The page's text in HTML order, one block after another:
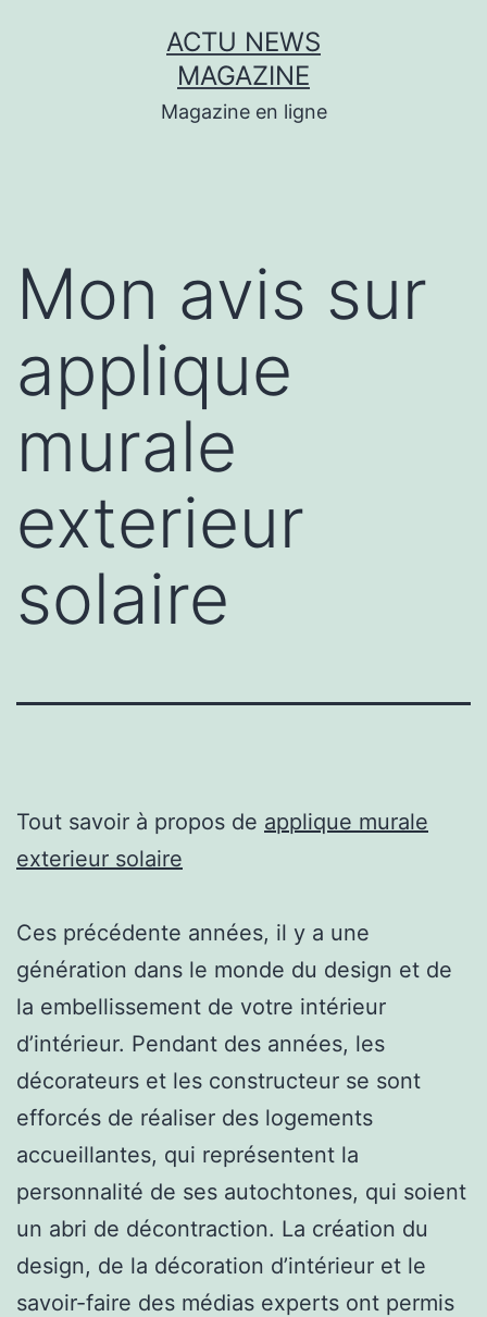
ACTU NEWS
MAGAZINE
Magazine en ligne
Mon avis sur
applique
murale
exterieur
solaire
Tout savoir à propos de applique murale
exterieur solaire
Ces précédente années, il y a une
génération dans le monde du design et de
la embellissement de votre intérieur
d’intérieur. Pendant des années, les
décorateurs et les constructeur se sont
efforcés de réaliser des logements
accueillantes, qui représentent la
personnalité de ses autochtones, qui soient
un abri de décontraction. La création du
design, de la décoration d’intérieur et le
savoir-faire des médias experts ont permis